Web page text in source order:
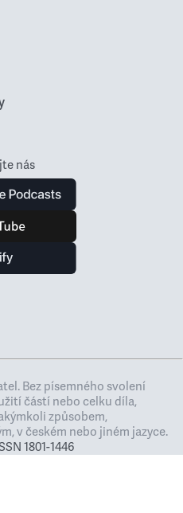
nás
Bez písemného svolení
částí nebo celku díla,
způsobem,
v českém nebo jiném jazyce.
1801-1446